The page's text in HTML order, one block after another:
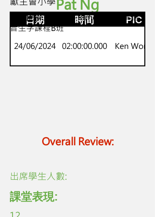
Pat Ng
日期 時間 PIC
24/06/2024 02:00:00.000 Ken Wong
Overall Review:
P.4-P.6
新來港學童Onset-Rime英語故事語
音生字課程B班
​出席學生人數:
課堂表現: